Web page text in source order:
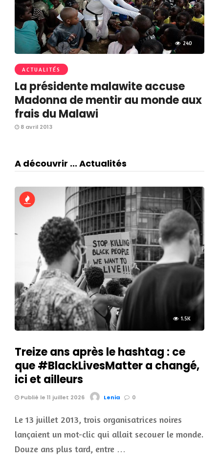
240
ACTUALITÉS
La présidente malawite accuse
Madonna de mentir au monde aux
frais du Malawi
8 avril 2013
A découvrir ... Actualités
1.5K
Treize ans après le hashtag : ce
que #BlackLivesMatter a changé,
ici et ailleurs
Publié le 11 juillet 2026 Lenia 0
Le 13 juillet 2013, trois organisatrices noires
lançaient un mot-clic qui allait secouer le monde.
Douze ans plus tard, entre …